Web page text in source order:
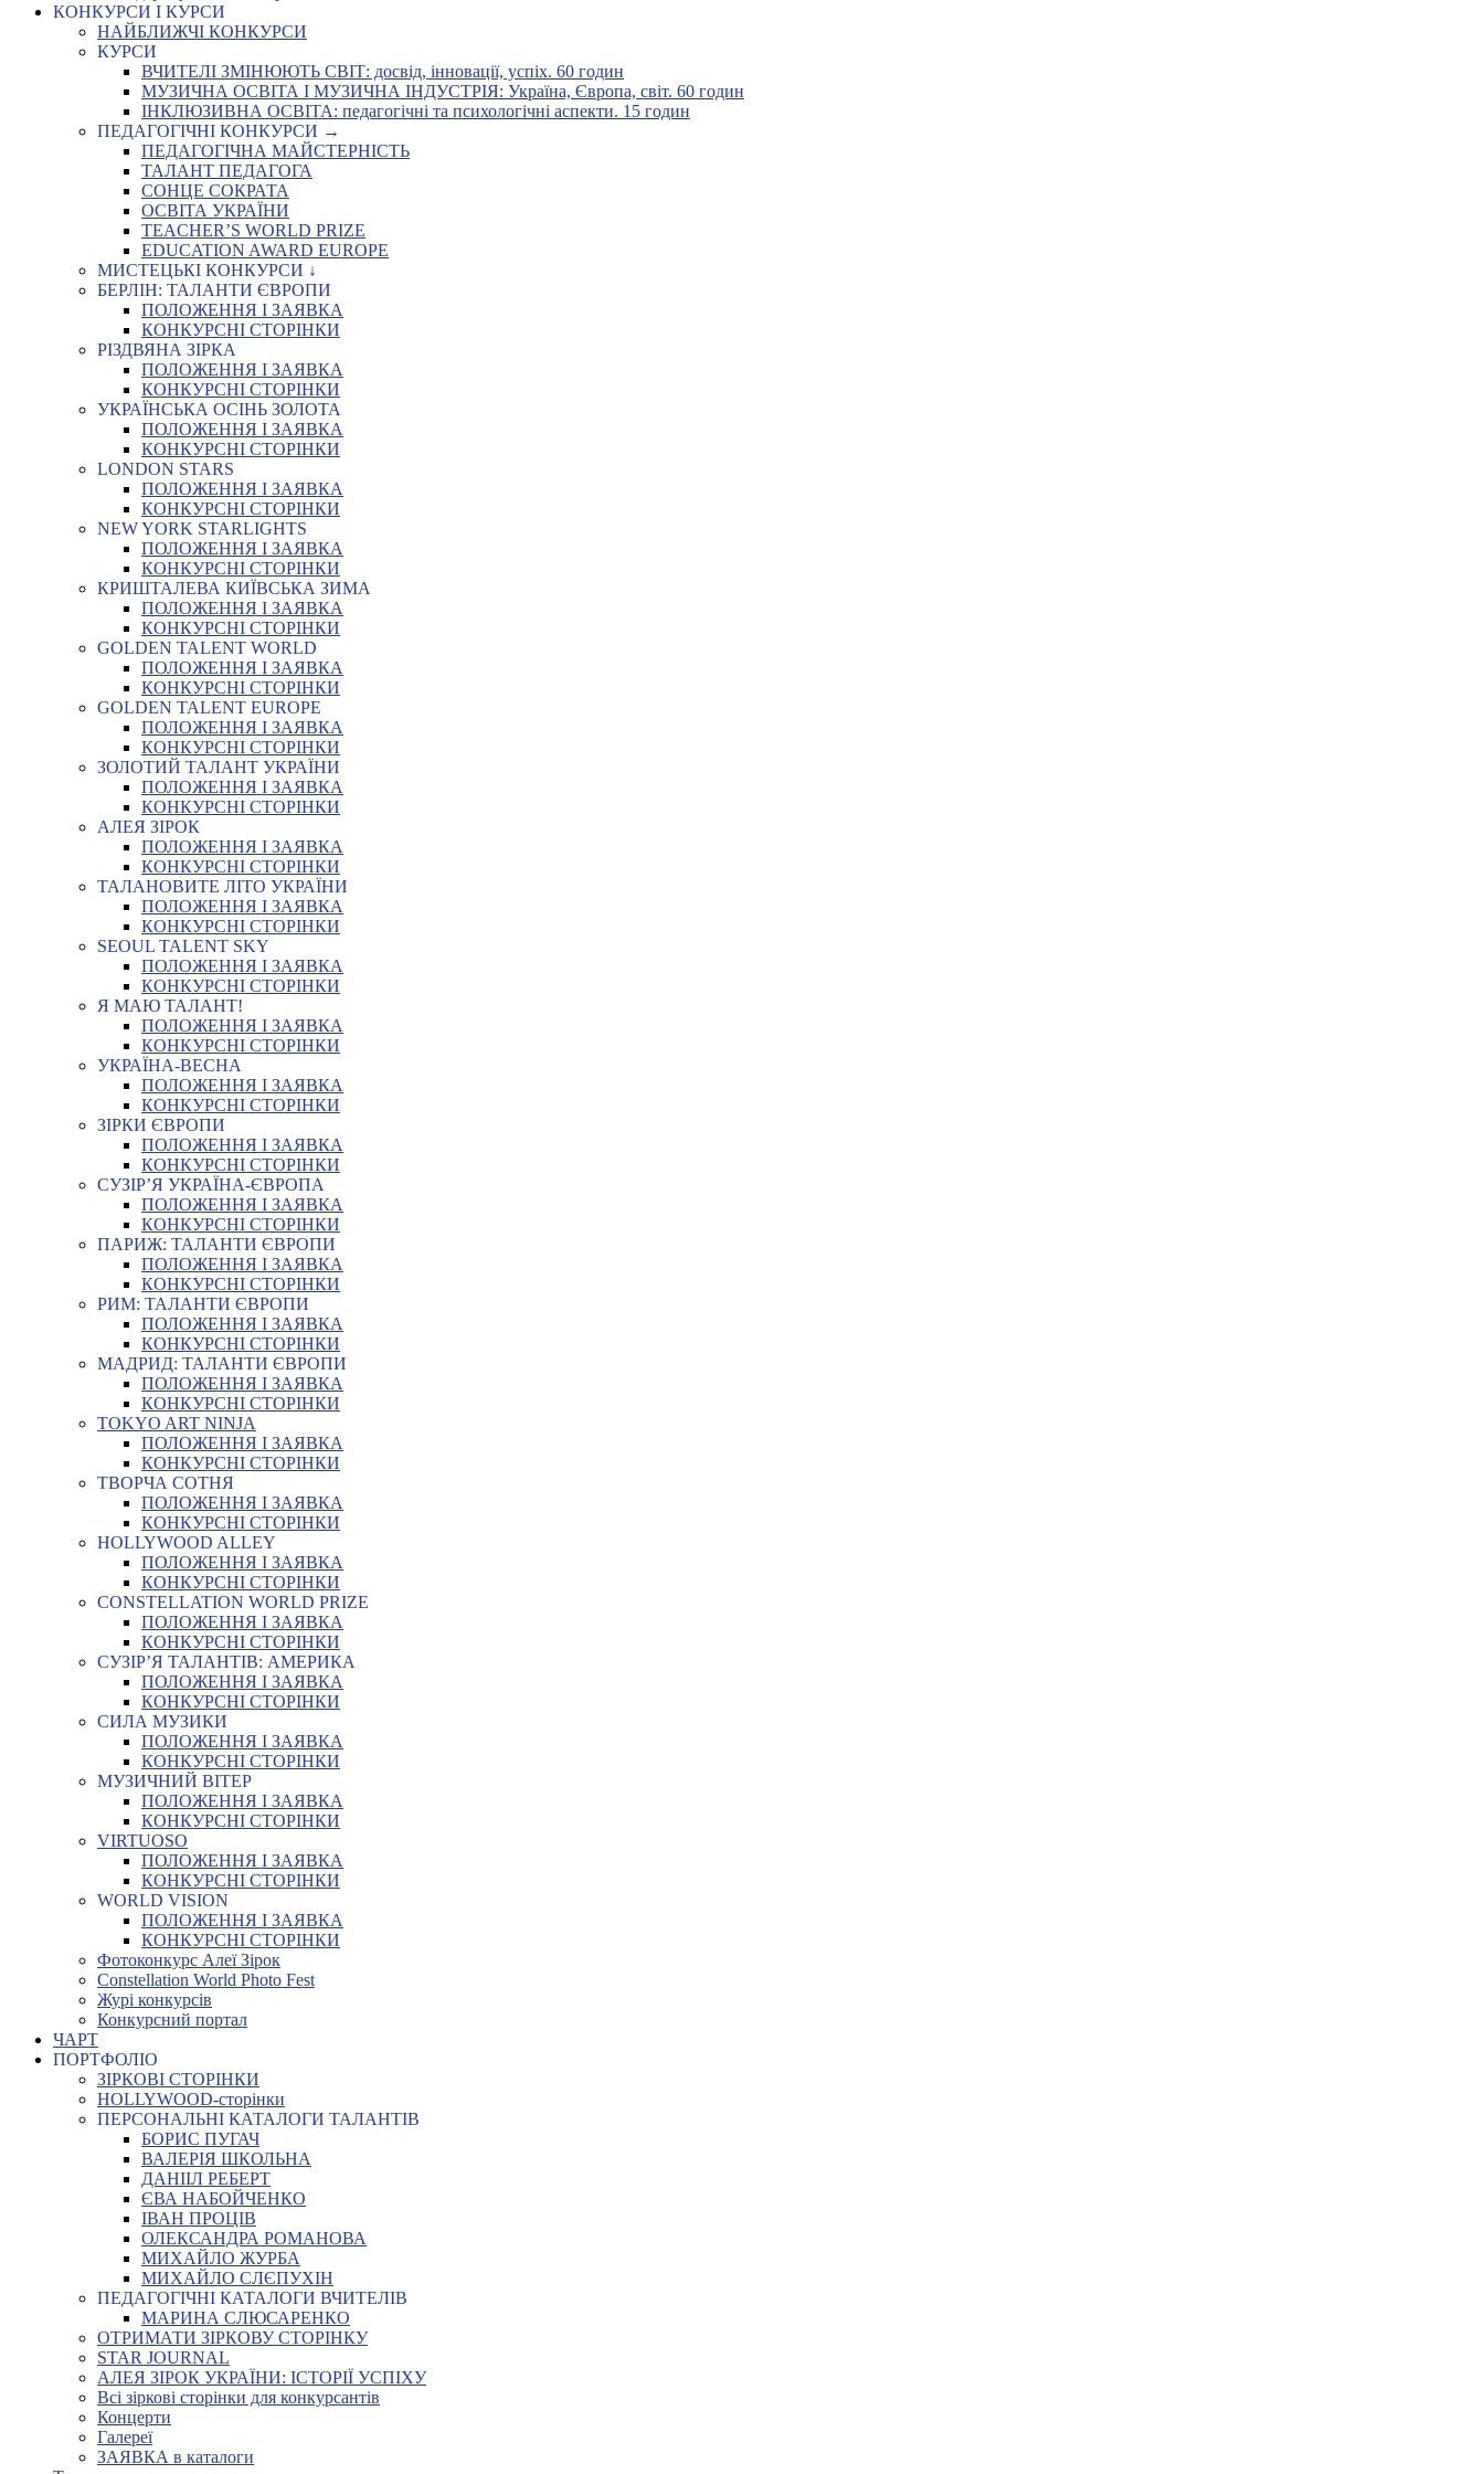
КОНКУРСИ І КУРСИ
НАЙБЛИЖЧІ КОНКУРСИ
КУРСИ
ВЧИТЕЛІ ЗМІНЮЮТЬ СВІТ: досвід, інновації, успіх. 60 годин
МУЗИЧНА ОСВІТА І МУЗИЧНА ІНДУСТРІЯ: Україна, Європа, світ. 60 годин
ІНКЛЮЗИВНА ОСВІТА: педагогічні та психологічні аспекти. 15 годин
ПЕДАГОГІЧНІ КОНКУРСИ →
ПЕДАГОГІЧНА МАЙСТЕРНІСТЬ
ТАЛАНТ ПЕДАГОГА
СОНЦЕ СОКРАТА
ОСВІТА УКРАЇНИ
TEACHER’S WORLD PRIZE
EDUCATION AWARD EUROPE
МИСТЕЦЬКІ КОНКУРСИ ↓
БЕРЛІН: ТАЛАНТИ ЄВРОПИ
ПОЛОЖЕННЯ І ЗАЯВКА
КОНКУРСНІ СТОРІНКИ
РІЗДВЯНА ЗІРКА
ПОЛОЖЕННЯ І ЗАЯВКА
КОНКУРСНІ СТОРІНКИ
УКРАЇНСЬКА ОСІНЬ ЗОЛОТА
ПОЛОЖЕННЯ І ЗАЯВКА
КОНКУРСНІ СТОРІНКИ
LONDON STARS
ПОЛОЖЕННЯ І ЗАЯВКА
КОНКУРСНІ СТОРІНКИ
NEW YORK STARLIGHTS
ПОЛОЖЕННЯ І ЗАЯВКА
КОНКУРСНІ СТОРІНКИ
КРИШТАЛЕВА КИЇВСЬКА ЗИМА
ПОЛОЖЕННЯ І ЗАЯВКА
КОНКУРСНІ СТОРІНКИ
GOLDEN TALENT WORLD
ПОЛОЖЕННЯ І ЗАЯВКА
КОНКУРСНІ СТОРІНКИ
GOLDEN TALENT EUROPE
ПОЛОЖЕННЯ І ЗАЯВКА
КОНКУРСНІ СТОРІНКИ
ЗОЛОТИЙ ТАЛАНТ УКРАЇНИ
ПОЛОЖЕННЯ І ЗАЯВКА
КОНКУРСНІ СТОРІНКИ
АЛЕЯ ЗІРОК
ПОЛОЖЕННЯ І ЗАЯВКА
КОНКУРСНІ СТОРІНКИ
ТАЛАНОВИТЕ ЛІТО УКРАЇНИ
ПОЛОЖЕННЯ І ЗАЯВКА
КОНКУРСНІ СТОРІНКИ
SEOUL TALENT SKY
ПОЛОЖЕННЯ І ЗАЯВКА
КОНКУРСНІ СТОРІНКИ
Я МАЮ ТАЛАНТ!
ПОЛОЖЕННЯ І ЗАЯВКА
КОНКУРСНІ СТОРІНКИ
УКРАЇНА-ВЕСНА
ПОЛОЖЕННЯ І ЗАЯВКА
КОНКУРСНІ СТОРІНКИ
ЗІРКИ ЄВРОПИ
ПОЛОЖЕННЯ І ЗАЯВКА
КОНКУРСНІ СТОРІНКИ
СУЗІР’Я УКРАЇНА-ЄВРОПА
ПОЛОЖЕННЯ І ЗАЯВКА
КОНКУРСНІ СТОРІНКИ
ПАРИЖ: ТАЛАНТИ ЄВРОПИ
ПОЛОЖЕННЯ І ЗАЯВКА
КОНКУРСНІ СТОРІНКИ
РИМ: ТАЛАНТИ ЄВРОПИ
ПОЛОЖЕННЯ І ЗАЯВКА
КОНКУРСНІ СТОРІНКИ
МАДРИД: ТАЛАНТИ ЄВРОПИ
ПОЛОЖЕННЯ І ЗАЯВКА
КОНКУРСНІ СТОРІНКИ
TOKYO ART NINJA
ПОЛОЖЕННЯ І ЗАЯВКА
КОНКУРСНІ СТОРІНКИ
ТВОРЧА СОТНЯ
ПОЛОЖЕННЯ І ЗАЯВКА
КОНКУРСНІ СТОРІНКИ
HOLLYWOOD ALLEY
ПОЛОЖЕННЯ І ЗАЯВКА
КОНКУРСНІ СТОРІНКИ
CONSTELLATION WORLD PRIZE
ПОЛОЖЕННЯ І ЗАЯВКА
КОНКУРСНІ СТОРІНКИ
СУЗІР’Я ТАЛАНТІВ: АМЕРИКА
ПОЛОЖЕННЯ І ЗАЯВКА
КОНКУРСНІ СТОРІНКИ
СИЛА МУЗИКИ
ПОЛОЖЕННЯ І ЗАЯВКА
КОНКУРСНІ СТОРІНКИ
МУЗИЧНИЙ ВІТЕР
ПОЛОЖЕННЯ І ЗАЯВКА
КОНКУРСНІ СТОРІНКИ
VIRTUOSO
ПОЛОЖЕННЯ І ЗАЯВКА
КОНКУРСНІ СТОРІНКИ
WORLD VISION
ПОЛОЖЕННЯ І ЗАЯВКА
КОНКУРСНІ СТОРІНКИ
Фотоконкурс Алеї Зірок
Constellation World Photo Fest
Журі конкурсів
Конкурсний портал
ЧАРТ
ПОРТФОЛІО
ЗІРКОВІ СТОРІНКИ
HOLLYWOOD-сторінки
ПЕРСОНАЛЬНІ КАТАЛОГИ ТАЛАНТІВ
БОРИС ПУГАЧ
ВАЛЕРІЯ ШКОЛЬНА
ДАНІІЛ РЕБЕРТ
ЄВА НАБОЙЧЕНКО
ІВАН ПРОЦІВ
ОЛЕКСАНДРА РОМАНОВА
МИХАЙЛО ЖУРБА
МИХАЙЛО СЛЄПУХІН
ПЕДАГОГІЧНІ КАТАЛОГИ ВЧИТЕЛІВ
МАРИНА СЛЮСАРЕНКО
ОТРИМАТИ ЗІРКОВУ СТОРІНКУ
STAR JOURNAL
АЛЕЯ ЗІРОК УКРАЇНИ: ІСТОРІЇ УСПІХУ
Всі зіркові сторінки для конкурсантів
Концерти
Галереї
ЗАЯВКА в каталоги